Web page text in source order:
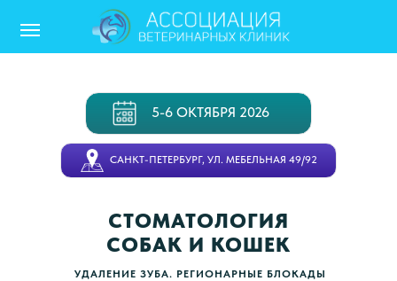
СТОМАТОЛОГИЯ
СОБАК И КОШЕК
УДАЛЕНИЕ ЗУБА. РЕГИОНАРНЫЕ БЛОКАДЫ
5-6 ОКТЯБРЯ 2026
САНКТ-ПЕТЕРБУРГ, УЛ. МЕБЕЛЬНАЯ 49/92